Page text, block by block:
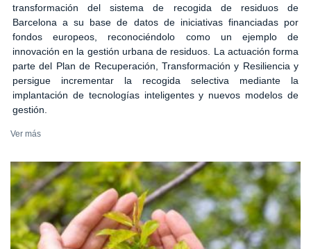
transformación del sistema de recogida de residuos de
Barcelona a su base de datos de iniciativas financiadas por
fondos europeos, reconociéndolo como un ejemplo de
innovación en la gestión urbana de residuos. La actuación forma
parte del Plan de Recuperación, Transformación y Resiliencia y
persigue incrementar la recogida selectiva mediante la
implantación de tecnologías inteligentes y nuevos modelos de
gestión.
Ver más